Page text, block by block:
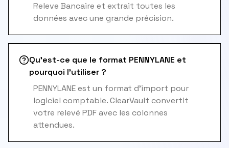
Releve Bancaire et extrait toutes les
données avec une grande précision.
Qu'est-ce que le format PENNYLANE et
pourquoi l'utiliser ?
PENNYLANE est un format d'import pour
logiciel comptable. ClearVault convertit
votre relevé PDF avec les colonnes
attendues.